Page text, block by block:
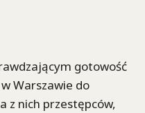
gotowość
Warszawie do
z nich przestępców,